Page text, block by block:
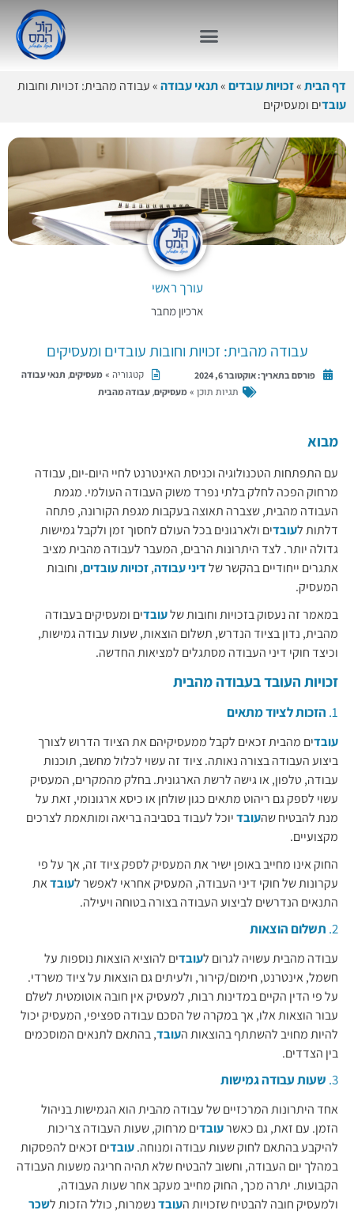
דף הבית»זכויות עובדים»תנאי עבודה»עבודה מהבית: זכויות וחובות
עובדים ומעסיקים
עורך ראשי
ארכיון מחבר
עבודה מהבית: זכויות וחובות עובדים ומעסיקים
פורסם בתאריך:אוקטובר 6, 2024 קטגוריה » מעסיקים,תנאי עבודה
תגיות תוכן » מעסיקים,עבודה מהבית
מבוא
עם התפתחות הטכנולוגיה וכניסת האינטרנט לחיי היום-יום, עבודה
מרחוק הפכה לחלק בלתי נפרד משוק העבודה העולמי. מגמת
העבודה מהבית, שצברה תאוצה בעקבות מגפת הקורונה, פתחה
דלתות לעובדים ולארגונים בכל העולם לחסוך זמן ולקבל גמישות
גדולה יותר. לצד היתרונות הרבים, המעבר לעבודה מהבית מציב
אתגרים ייחודיים בהקשר שלדיני עבודה,זכויות עובדים, וחובות
המעסיק.
במאמר זה נעסוק בזכויות וחובות שלעובדים ומעסיקים בעבודה
מהבית, נדון בציוד הנדרש, תשלום הוצאות, שעות עבודה גמישות,
וכיצד חוקי דיני העבודה מסתגלים למציאות החדשה.
זכויות העובד בעבודה מהבית
הזכות לציוד מתאים
עובדים מהבית זכאים לקבל ממעסיקיהם את הציוד הדרוש לצורך
ביצוע העבודה בצורה נאותה. ציוד זה עשוי לכלול מחשב, תוכנות
עבודה, טלפון, או גישה לרשת הארגונית. בחלק מהמקרים, המעסיק
עשוי לספק גם ריהוט מתאים כגון שולחן או כיסא ארגונומי, זאת על
מנת להבטיח שהעובדיוכל לעבוד בסביבה בריאה ומותאמת לצרכים
מקצועיים.
החוק אינו מחייב באופן ישיר את המעסיק לספק ציוד זה, אך על פי
עקרונות של חוקי דיני העבודה, המעסיק אחראי לאפשר לעובדאת
התנאים הנדרשים לביצוע העבודה בצורה בטוחה ויעילה.
תשלום הוצאות
עבודה מהבית עשויה לגרום ל עובדים להוציא הוצאות נוספות על
חשמל, אינטרנט, חימום/קירור, ולעיתים גם הוצאות על ציוד משרדי.
על פי הדין הקיים במדינות רבות, למעסיק אין חובה אוטומטית לשלם
עבור הוצאות אלו, אך במקרה של הסכם עבודה ספציפי, המעסיק יכול
להיות מחויב להשתתף בהוצאות העובד, בהתאם לתנאים המוסכמים
בין הצדדים.
שעות עבודה גמישות
אחד היתרונות המרכזיים של עבודה מהבית הוא הגמישות בניהול
הזמן. עם זאת, גם כאשרעובדים מרחוק, שעות העבודה צריכות
להיקבע בהתאם לחוק שעות עבודה ומנוחה.עובדים זכאים להפסקות
במהלך יום העבודה, וחשוב להבטיח שלא תהיה חריגה משעות העבודה
הקבועות. יתרה מכך, החוק מחייב מעקב אחר שעות העבודה,
ולמעסיק חובה להבטיח שזכויות העובדנשמרות, כולל הזכות לשכר